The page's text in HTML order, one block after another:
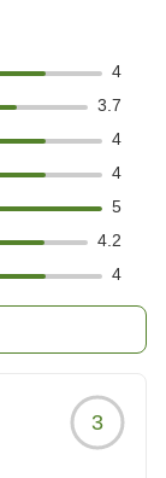
4
3.7
4
4
5
4.2
4
3